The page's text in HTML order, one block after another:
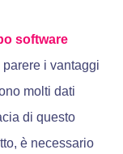
software
i vantaggi
molti dati
di questo
è necessario